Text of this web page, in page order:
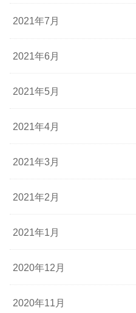
2021年7月
2021年6月
2021年5月
2021年4月
2021年3月
2021年2月
2021年1月
2020年12月
2020年11月